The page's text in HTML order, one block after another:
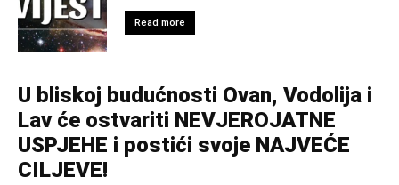
Read more
U bliskoj budućnosti Ovan, Vodolija i
Lav će ostvariti NEVJEROJATNE
USPJEHE i postići svoje NAJVEĆE
CILJEVE!